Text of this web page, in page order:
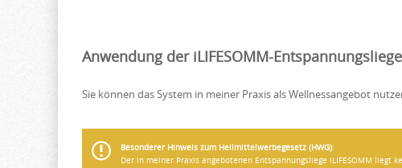
Anwendung der iLIFESOMM-
Sie können das System in meiner Praxis als Wellnessangebot
Besonderer Hinweis zum Heilmittelwerbegesetz (HWG):
Der in meiner Praxis angebotenen Entspannungsliege iLIFESOMM liegt